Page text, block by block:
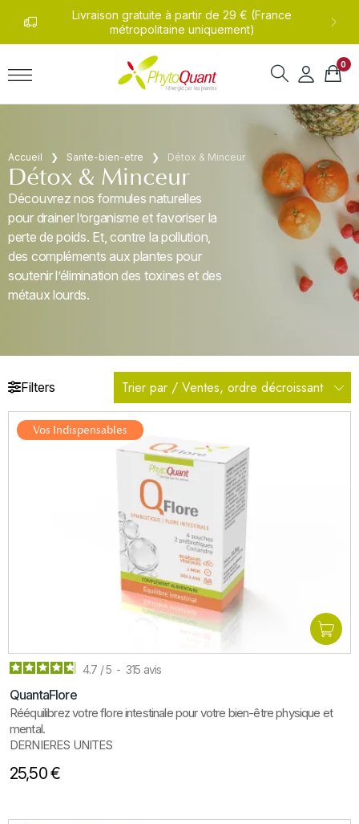
Livraison gratuite à partir de 29 € (France
métropolitaine uniquement)
0
Accueil Sante-bien-etre Détox & Minceur
Détox & Minceur
Découvrez nos formules naturelles
pour drainer l’organisme et favoriser la
perte de poids. Et, contre la pollution,
des compléments aux plantes pour
soutenir l’élimination des toxines et des
métaux lourds.
Filters Trier par / Ventes, ordre décroissant
Vos Indispensables
4.7 /5 - 315 avis
QuantaFlore
Rééquilibrez votre flore intestinale pour votre bien-être physique et
mental.
DERNIERES UNITES
25,50 €